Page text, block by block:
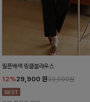
릴픈배색 링클블라우스
12%29,900 원33,900원